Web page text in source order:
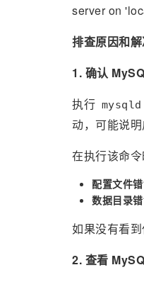
server on
排查原因和解
1. 确认
执行
动，可能说明
在执行该命
配置文件
数据目录
如果没有看
2. 查看